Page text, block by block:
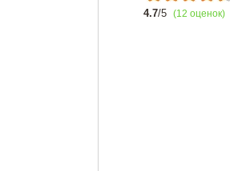
4.7/5 (12 оценок)